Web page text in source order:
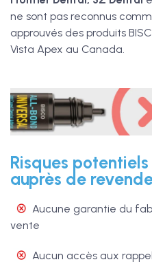
ne sont pas reconnus
approuvés des produits
Vista Apex au Canada.
Risques potentiels
auprès de
Aucune garantie du
vente
Aucun accès aux